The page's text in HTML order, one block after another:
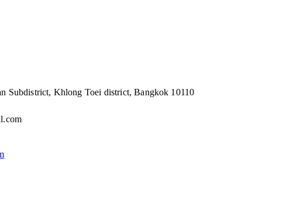
Subdistrict, Khlong Toei district, Bangkok 10110